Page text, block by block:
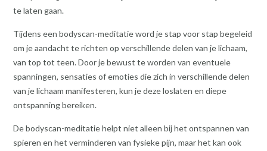
te laten gaan.
Tijdens een bodyscan-meditatie word je stap voor stap begeleid
om je aandacht te richten op verschillende delen van je lichaam,
van top tot teen. Door je bewust te worden van eventuele
spanningen, sensaties of emoties die zich in verschillende delen
van je lichaam manifesteren, kun je deze loslaten en diepe
ontspanning bereiken.
De bodyscan-meditatie helpt niet alleen bij het ontspannen van
spieren en het verminderen van fysieke pijn, maar het kan ook